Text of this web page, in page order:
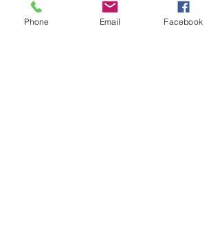
Phone Email Facebook